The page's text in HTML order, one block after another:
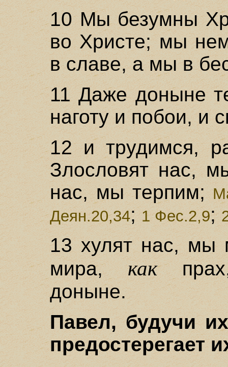
10 Мы безумны
во Христе; мы
в славе, а мы в
11 Даже доныне
наготу и побои, и
12 и трудимся,
Злословят нас,
нас, мы терпим;
Деян.20,34;1 Фес.2,9;
13 хулят нас, мы
мира,как
доныне.
Павел, будучи
предостерегает